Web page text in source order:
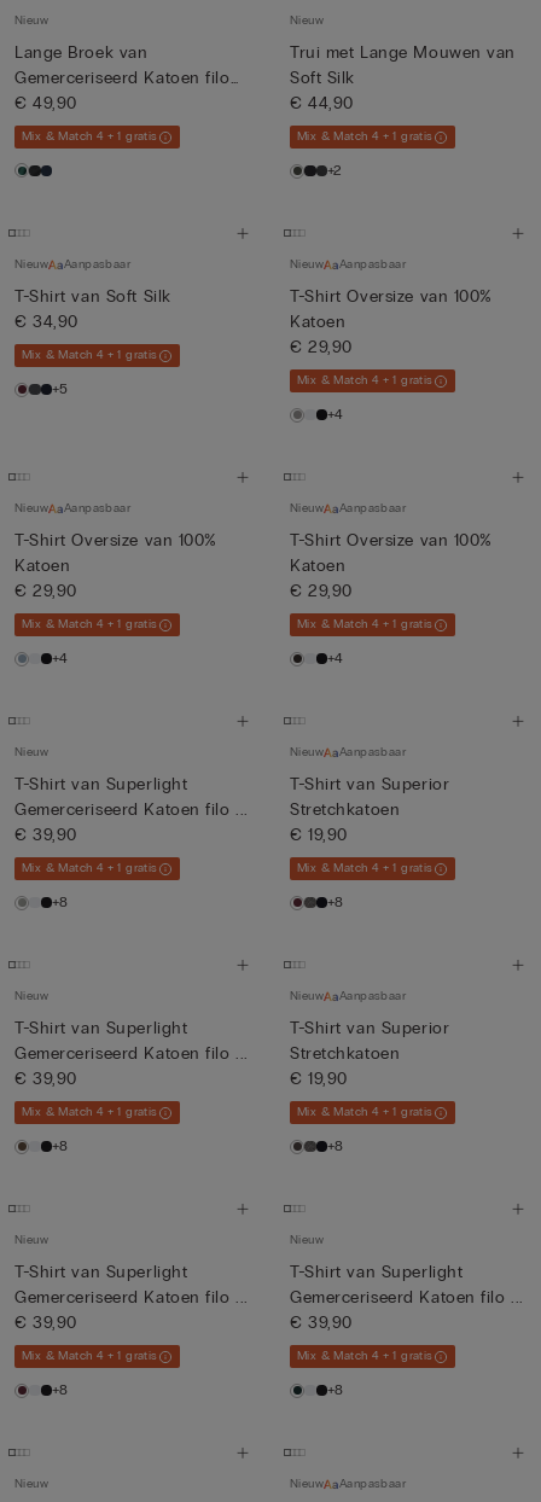
Nieuw
Lange Broek van
Gemerceriseerd Katoen filo
Premium
€ 49,90
Mix & Match 4 + 1 gratis
Nieuw
Trui met Lange Mouwen van
Soft Silk
€ 44,90
Mix & Match 4 + 1 gratis
+2
Nieuw Aanpasbaar
T-Shirt van Soft Silk
€ 34,90
Mix & Match 4 + 1 gratis
+5
Nieuw Aanpasbaar
T-Shirt Oversize van 100%
Katoen
€ 29,90
Mix & Match 4 + 1 gratis
+4
Nieuw Aanpasbaar
T-Shirt Oversize van 100%
Katoen
€ 29,90
Mix & Match 4 + 1 gratis
+4
Nieuw Aanpasbaar
T-Shirt Oversize van 100%
Katoen
€ 29,90
Mix & Match 4 + 1 gratis
+4
Nieuw
T-Shirt van Superlight
Gemerceriseerd Katoen filo ...
€ 39,90
Mix & Match 4 + 1 gratis
+8
Nieuw Aanpasbaar
T-Shirt van Superior
Stretchkatoen
€ 19,90
Mix & Match 4 + 1 gratis
+8
Nieuw
T-Shirt van Superlight
Gemerceriseerd Katoen filo ...
€ 39,90
Mix & Match 4 + 1 gratis
+8
Nieuw Aanpasbaar
T-Shirt van Superior
Stretchkatoen
€ 19,90
Mix & Match 4 + 1 gratis
+8
Nieuw
T-Shirt van Superlight
Gemerceriseerd Katoen filo ...
€ 39,90
Mix & Match 4 + 1 gratis
+8
Nieuw
T-Shirt van Superlight
Gemerceriseerd Katoen filo ...
€ 39,90
Mix & Match 4 + 1 gratis
+8
Nieuw Nieuw Aanpasbaar